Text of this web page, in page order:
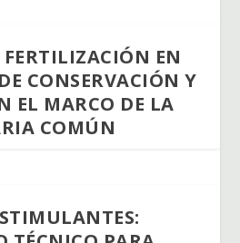
EN
CONSERVACIÓN Y
EL MARCO DE LA
COMÚN